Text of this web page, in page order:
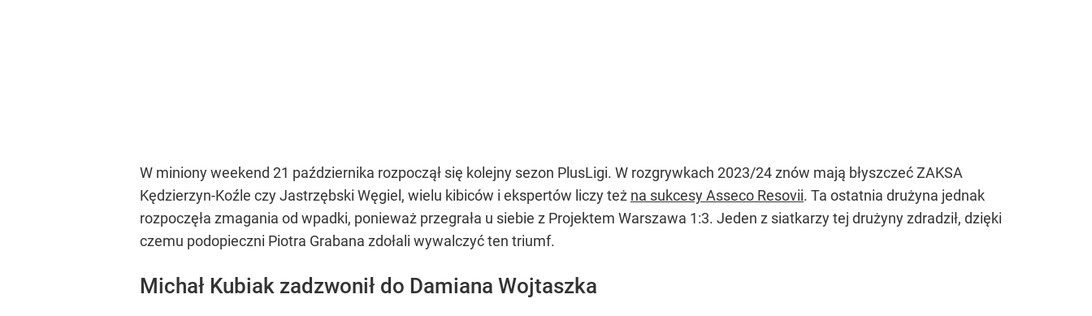
W miniony weekend 21 października rozpoczął się kolejny sezon PlusLigi. W rozgrywkach 2023/24 znów mają błyszczeć ZAKSA
Kędzierzyn-Koźle czy Jastrzębski Węgiel, wielu kibiców i ekspertów liczy też na sukcesy Asseco Resovii. Ta ostatnia drużyna jednak
rozpoczęła zmagania od wpadki, ponieważ przegrała u siebie z Projektem Warszawa 1:3. Jeden z siatkarzy tej drużyny zdradził, dzięki
czemu podopieczni Piotra Grabana zdołali wywalczyć ten triumf.
Michał Kubiak zadzwonił do Damiana Wojtaszka